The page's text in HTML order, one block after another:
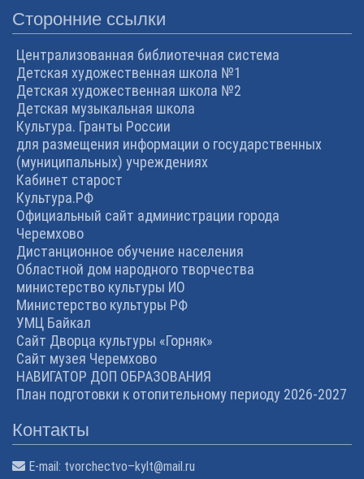
Сторонние ссылки
Централизованная библиотечная система
Детская художественная школа №1
Детская художественная школа №2
Детская музыкальная школа
Культура. Гранты России
для размещения информации о государственных
(муниципальных) учреждениях
Кабинет старост
Культура.РФ
Официальный сайт администрации города
Черемхово
Дистанционное обучение населения
Областной дом народного творчества
министерство культуры ИО
Министерство культуры РФ
УМЦ Байкал
Сайт Дворца культуры «Горняк»
Сайт музея Черемхово
НАВИГАТОР ДОП ОБРАЗОВАНИЯ
План подготовки к отопительному периоду 2026-2027
Контакты
E-mail: tvorchectvo–kylt@mail.ru